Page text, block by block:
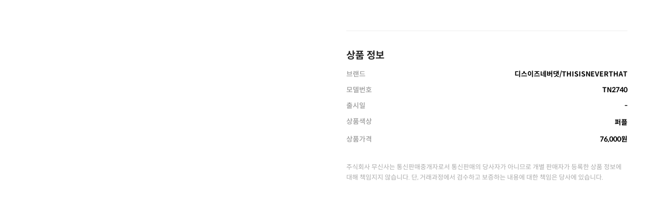
상품 정보
브랜드
디스이즈네버댓/THISISNEVERTHAT
모델번호
TN2740
출시일
-
상품색상
퍼플
상품가격
76,000원
주식회사 무신사는 통신판매중개자로서 통신판매의 당사자가 아니므로 개별 판매자가 등록한 상품 정보에
대해 책임지지 않습니다. 단, 거래과정에서 검수하고 보증하는 내용에 대한 책임은 당사에 있습니다.